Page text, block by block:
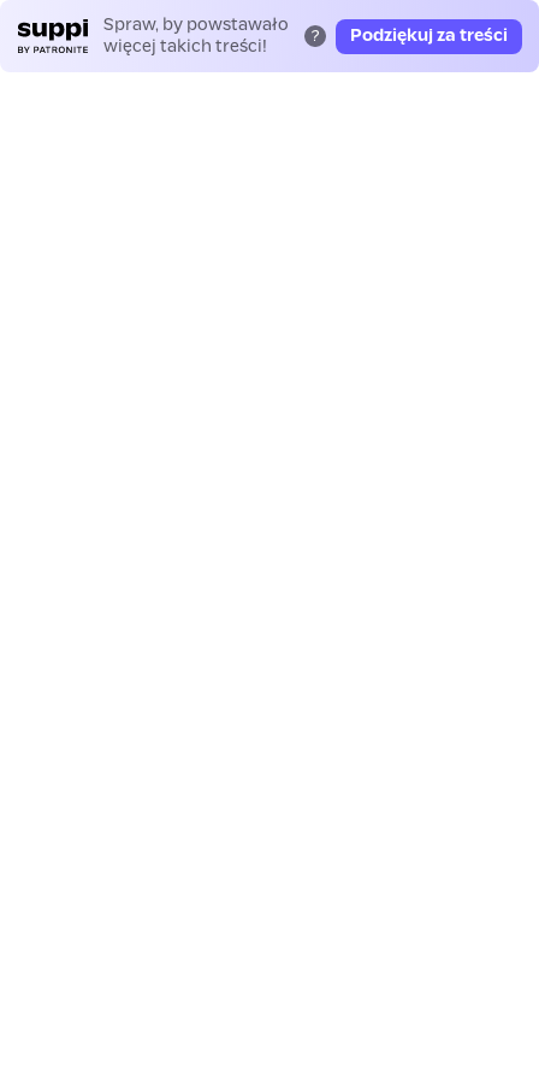
Spraw, by powstawało
więcej takich treści!
? Podziękuj za treści